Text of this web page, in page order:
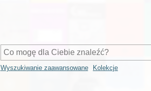
Wyszukiwanie zaawansowane Kolekcje